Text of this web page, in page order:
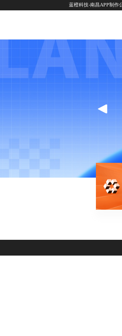
蓝橙科技-南昌APP制作